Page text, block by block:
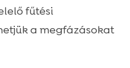
fűtési
a megfázásokat